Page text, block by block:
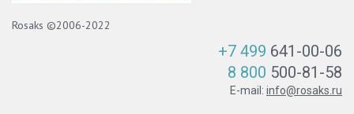
Rosaks ©2006-2022
+7 499 641-00-06
8 800 500-81-58
E-mail: info@rosaks.ru